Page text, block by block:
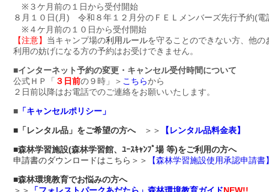
※３ケ月前の１日から受付開始
８月１０日(月) 令和８年１２月分のＦＥＬメンバーズ先行予約(電
※４ケ月前の１０日から受付開始
【注意】 当キャンプ場の利用ルールを守ることのできない方、他の
利用の妨げになる方の予約はお受けできません。
■インターネット予約の変更・キャンセル受付時間について
公式ＨＰ「 ３日前の９時」＞ こちらから
２日前以降はお電話でのご連絡をお願いいたします。
■ 「キャンセルポリシー」
■「レンタル品」をご希望の方へ＞＞
【レンタル品料金表】
■森林学習施設(森林学習館、ﾕｰｽｷｬﾝﾌﾟ場 等)をご利用の方へ
申請書のダウンロードはこちら＞＞
【森林学習施設使用承認申請書
■森林環境教育でお悩みの方へ
＞＞
「フォレストパークあだたら」森林環境教育ガイドNEW!!